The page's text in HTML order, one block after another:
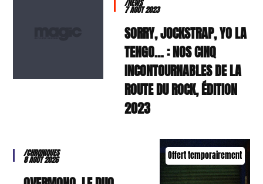
/NEWS
7 AOÛT 2023
SORRY, JOCKSTRAP, YO LA
TENGO… : NOS CINQ
INCONTOURNABLES DE LA
ROUTE DU ROCK, ÉDITION
2023
Offert temporairement
/CHRONIQUES
8 AOÛT 2026